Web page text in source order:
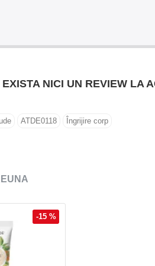
EXISTA NICI UN REVIEW LA
ATDE0118 Îngrijire corp
-15 %